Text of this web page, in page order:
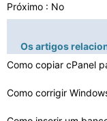
Próximo : No
Os artigos
Como copiar cPanel
Como corrigir